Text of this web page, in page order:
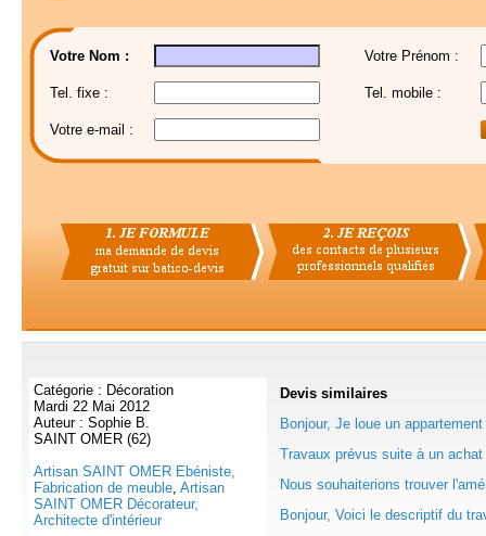
Votre Nom : Votre Prénom :
Tel. fixe : Tel. mobile :
Votre e-mail :
Catégorie : Décoration
Mardi 22 Mai 2012
Auteur : Sophie B.
SAINT OMER (62)
Artisan SAINT OMER Ebéniste,
Fabrication de meuble, Artisan
SAINT OMER Décorateur,
Architecte d'intérieur
Devis similaires
Bonjour, Je loue un
Travaux prévus suite à un
Nous souhaiterions trouver
Bonjour, Voici le descriptif du